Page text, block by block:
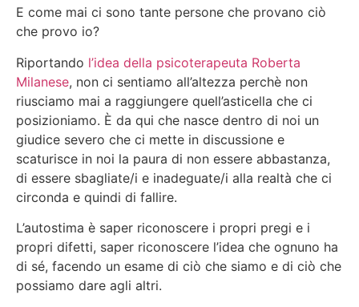
E come mai ci sono tante persone che provano ciò
che provo io?
Riportando l’idea della psicoterapeuta Roberta
Milanese, non ci sentiamo all’altezza perchè non
riusciamo mai a raggiungere quell’asticella che ci
posizioniamo. È da qui che nasce dentro di noi un
giudice severo che ci mette in discussione e
scaturisce in noi la paura di non essere abbastanza,
di essere sbagliate/i e inadeguate/i alla realtà che ci
circonda e quindi di fallire.
L’autostima è saper riconoscere i propri pregi e i
propri difetti, saper riconoscere l’idea che ognuno ha
di sé, facendo un esame di ciò che siamo e di ciò che
possiamo dare agli altri.